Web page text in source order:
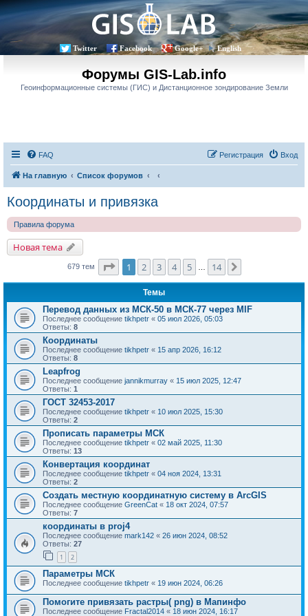
Twitter Facebook Google+ English
Форумы GIS-Lab.info
Геоинформационные системы (ГИС) и Дистанционное зондирование Земли
FAQ Вход
Регистрация
На главную Список форумов
Координаты и привязка
Правила форума
Новая тема
679 тем Страница1 из
1 2 3 4 5 14
Темы
Перевод данных из МСК-50 в МСК-77 через MIF
Последнее сообщение tikhpetr « 05 июл 2026, 05:03
Ответы: 8
Координаты
Последнее сообщение tikhpetr « 15 апр 2026, 16:12
Ответы: 8
Leapfrog
Последнее сообщение jannikmurray « 15 июл 2025, 12:47
Ответы: 1
ГОСТ 32453-2017
Последнее сообщение tikhpetr « 10 июл 2025, 15:30
Ответы: 2
Прописать параметры МСК
Последнее сообщение tikhpetr « 02 май 2025, 11:30
Ответы: 13
Конвертация координат
Последнее сообщение tikhpetr « 04 ноя 2024, 13:31
Ответы: 2
Создать местную координатную систему в ArcGIS
Последнее сообщение GreenCat « 18 окт 2024, 07:57
Ответы: 7
координаты в proj4
Последнее сообщение mark142 « 26 июн 2024, 08:52
Ответы: 27
1 2
Параметры МСК
Последнее сообщение tikhpetr « 19 июн 2024, 06:26
Помогите привязать растры( png) в Мапинфо
Последнее сообщение Fractal2014 « 18 июн 2024, 16:17